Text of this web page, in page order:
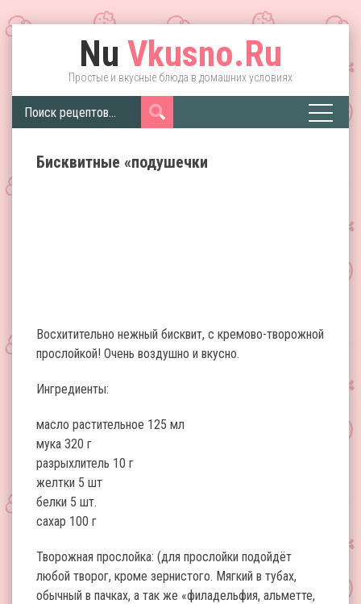
Nu Vkusno.Ru
Простые и вкусные блюда в домашних условиях
Бисквитные «подушечки
Восхитительно нежный бисквит, с кремово-творожной
прослойкой! Очень воздушно и вкусно.
Ингредиенты:
масло растительное 125 мл
мука 320 г
разрыхлитель 10 г
желтки 5 шт
белки 5 шт.
сахар 100 г
Творожная прослойка: (для прослойки подойдёт
любой творог, кроме зернистого. Мягкий в тубах,
обычный в пачках, а так же «филадельфия, альметте,